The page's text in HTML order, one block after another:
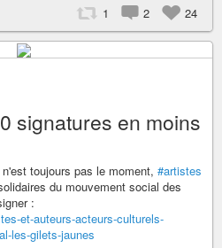
1 2 24
signatures en moins
toujours pas le moment, #artistes
du mouvement social des
:
et-auteurs-acteurs-culturels-
les-gilets-jaunes